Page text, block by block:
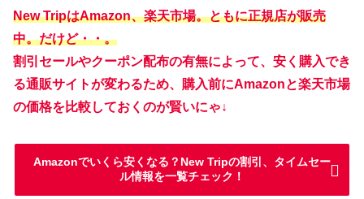
New TripはAmazon、楽天市場。ともに正規店が販売
中。だけど・・。
割引セールやクーポン配布の有無によって、安く購入でき
る通販サイトが変わるため、購入前にAmazonと楽天市場
の価格を比較しておくのが賢いにゃ↓
Amazonでいくら安くなる？New Tripの割引、タイムセー
ル情報を一覧チェック！